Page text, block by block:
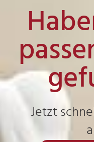
Jetzt